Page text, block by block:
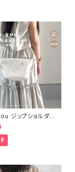
ジップショルダ
】